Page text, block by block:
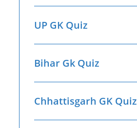
UP GK Quiz
Bihar Gk Quiz
Chhattisgarh GK Quiz